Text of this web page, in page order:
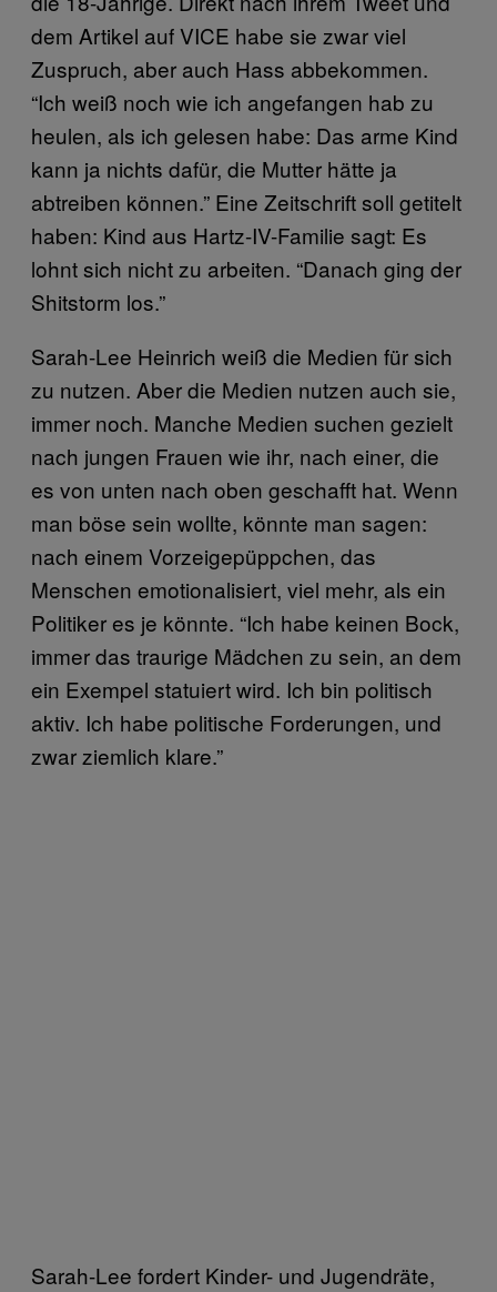
dem Artikel auf VICE habe sie zwar viel
Zuspruch, aber auch Hass abbekommen.
“Ich weiß noch wie ich angefangen hab zu
heulen, als ich gelesen habe: Das arme Kind
kann ja nichts dafür, die Mutter hätte ja
abtreiben können.” Eine Zeitschrift soll getitelt
haben: Kind aus Hartz-IV-Familie sagt: Es
lohnt sich nicht zu arbeiten. “Danach ging der
Shitstorm los.”
Sarah-Lee Heinrich weiß die Medien für sich
zu nutzen. Aber die Medien nutzen auch sie,
immer noch. Manche Medien suchen gezielt
nach jungen Frauen wie ihr, nach einer, die
es von unten nach oben geschafft hat. Wenn
man böse sein wollte, könnte man sagen:
nach einem Vorzeigepüppchen, das
Menschen emotionalisiert, viel mehr, als ein
Politiker es je könnte. “Ich habe keinen Bock,
immer das traurige Mädchen zu sein, an dem
ein Exempel statuiert wird. Ich bin politisch
aktiv. Ich habe politische Forderungen, und
zwar ziemlich klare.”
Sarah-Lee fordert Kinder- und Jugendräte,